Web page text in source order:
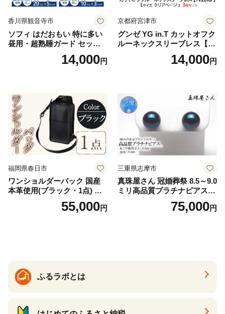
香川県観音寺市
ソフィ はだおもい 特に多い
昼用・超熟睡ガード セット
羽付き ナプキン 生理用品 サ
ニタリー ユニ・チャーム
14,000円
京都府宮津市
グンゼ YG in.T カットオフク
ルーネックスリーブレス【Y
V2618P】Lサイズ クリアベ
ージュ3枚セット [№5716-04
14,000円
福岡県春日市
ワンショルダーバック 国産
本革使用(ブラック・1点) 鞄
バック バッグ カバン レザー
国産 日本製 牛革 黒 革 革製
55,000円
三重県志摩市
真珠屋さん 冠婚葬祭 8.5～9.0
ミリ高品質プラチナピアス P
t900 志摩産アコヤ真珠 ブラ
ックパール 黒真珠75,000円
ふるラボとは